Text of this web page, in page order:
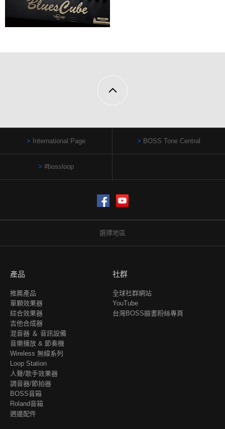
International Page BOSS Tone Central
#bossloop
Facebook
選擇地區
產品
推薦產品
單顆效果器
綜合效果器
吉他合成器
混音器 ＆ 音訊設備
音樂播放 & 節奏機
Wireless 無線系列
Loop Station
人聲/歌手效果器
調音器/節拍器
BOSS音箱
Roland音箱
週邊配件
社群
全球社群網站
YouTube
台灣BOSS臉書粉絲專頁